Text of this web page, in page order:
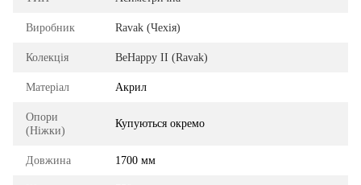
Виробник Ravak (Чехія)
Колекція BeHappy II (Ravak)
Матеріал Акрил
Опори
(Ніжки)
Купуються окремо
Довжина 1700 мм